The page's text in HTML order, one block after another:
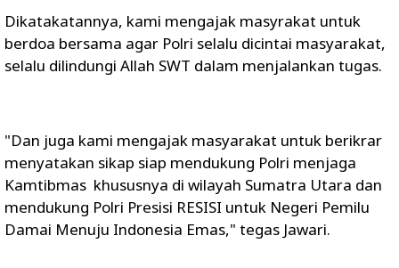
Dikatakatannya, kami mengajak masyrakat untuk
berdoa bersama agar Polri selalu dicintai masyarakat,
selalu dilindungi Allah SWT dalam menjalankan tugas.
"Dan juga kami mengajak masyarakat untuk berikrar
menyatakan sikap siap mendukung Polri menjaga
Kamtibmas khususnya di wilayah Sumatra Utara dan
mendukung Polri Presisi RESISI untuk Negeri Pemilu
Damai Menuju Indonesia Emas," tegas Jawari.